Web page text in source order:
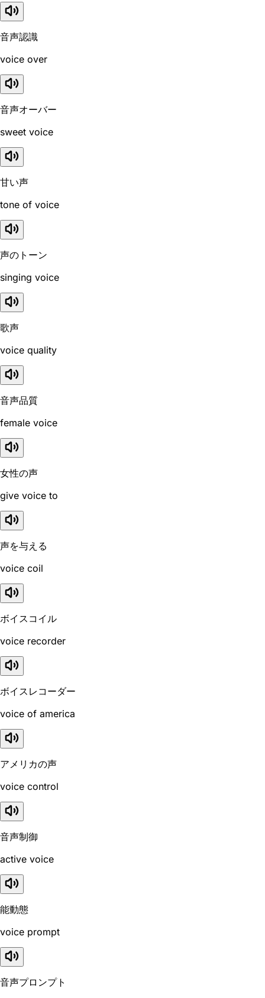
音声認識
voice over
音声オーバー
sweet voice
甘い声
tone of voice
声のトーン
singing voice
歌声
voice quality
音声品質
female voice
女性の声
give voice to
声を与える
voice coil
ボイスコイル
voice recorder
ボイスレコーダー
voice of america
アメリカの声
voice control
音声制御
active voice
能動態
voice prompt
音声プロンプト